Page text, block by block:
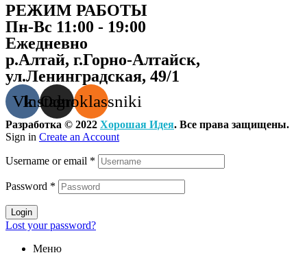
РЕЖИМ РАБОТЫ
Пн-Вс 11:00 - 19:00
Ежедневно
р.Алтай, г.Горно-Алтайск,
ул.Ленинградская, 49/1
VkInstagram
Odnoklassniki
Разработка © 2022 Хорошая Идея. Все права защищены.
Sign in Create an Account
Username or email *
Password *
Login
Lost your password?
Меню